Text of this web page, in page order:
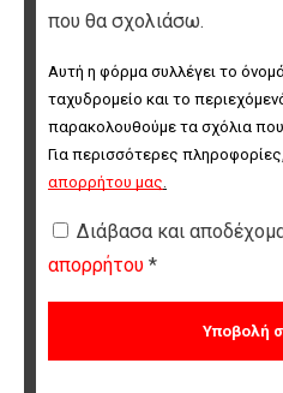
που θα σχολιάσω.
Αυτή η φόρμα συλλέγει το
ταχυδρομείο και το
παρακολουθούμε τα σχόλια που
Για περισσότερες
απορρήτου μας
Διάβασα και
απορρήτου *